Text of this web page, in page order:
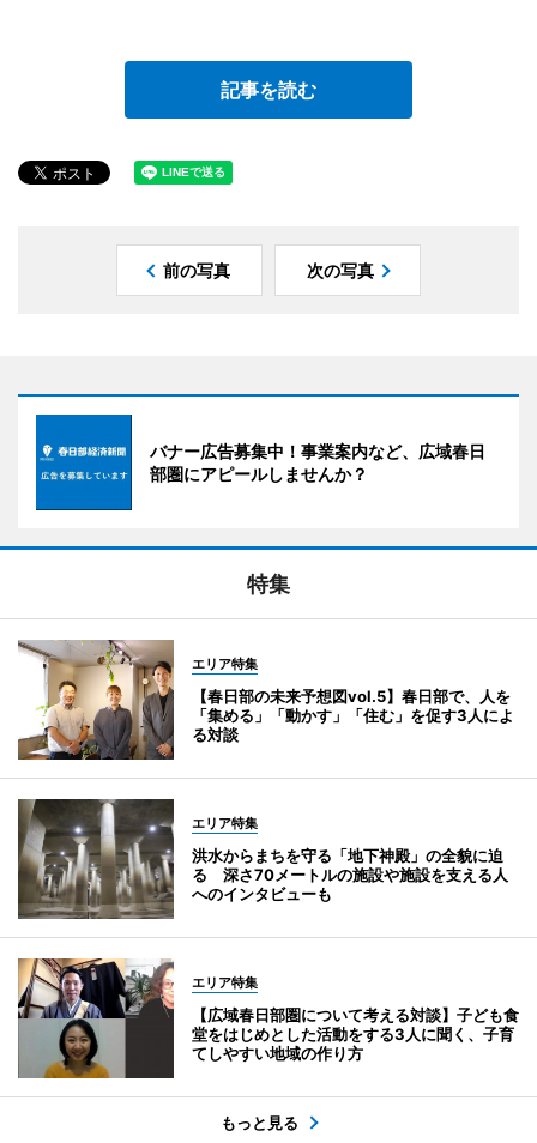
記事を読む
前の写真 次の写真
バナー広告募集中！事業案内など、広域春日
部圏にアピールしませんか？
特集
エリア特集
【春日部の未来予想図vol.5】春日部で、人を
「集める」「動かす」「住む」を促す3人によ
る対談
エリア特集
洪水からまちを守る「地下神殿」の全貌に迫
る 深さ70メートルの施設や施設を支える人
へのインタビューも
エリア特集
【広域春日部圏について考える対談】子ども食
堂をはじめとした活動をする3人に聞く、子育
てしやすい地域の作り方
もっと見る